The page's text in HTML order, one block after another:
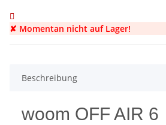
✘ Momentan nicht auf Lager!
Beschreibung
woom OFF AIR 6